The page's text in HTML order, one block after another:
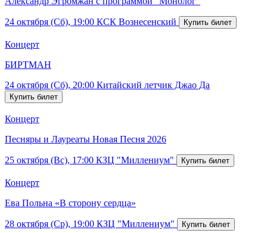
24 октября (Сб), 19:00 КСК Вознесенский
Концерт
БИРТМАН
24 октября (Сб), 20:00 Китайский летчик Джао Да
Концерт
Песняры и Лауреаты Новая Песня 2026
25 октября (Вс), 17:00 КЗЦ "Миллениум"
Концерт
Ева Польна «В сторону сердца»
28 октября (Ср), 19:00 КЗЦ "Миллениум"